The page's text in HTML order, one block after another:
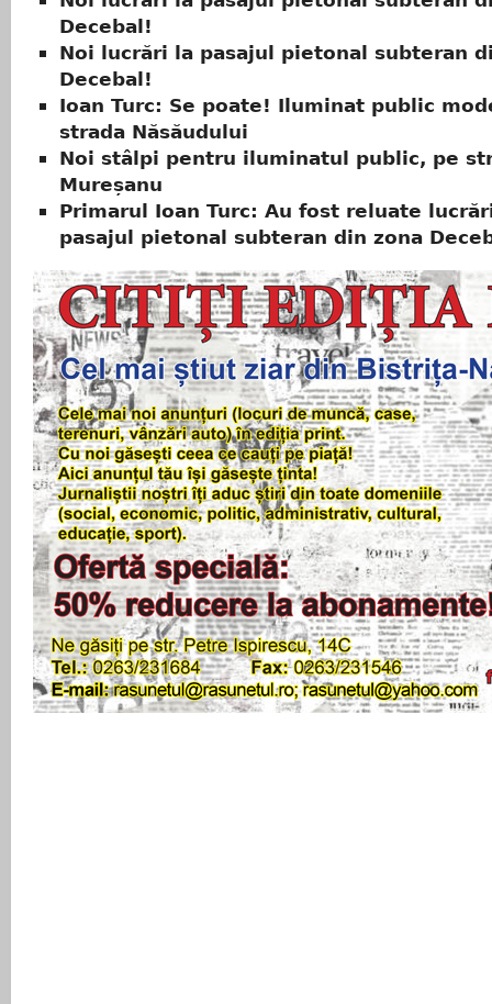
Decebal!
Noi lucrări la pasajul pietonal subteran
Decebal!
Ioan Turc: Se poate! Iluminat public
strada Năsăudului
Noi stâlpi pentru iluminatul public, pe
Mureșanu
Primarul Ioan Turc: Au fost reluate
pasajul pietonal subteran din zona